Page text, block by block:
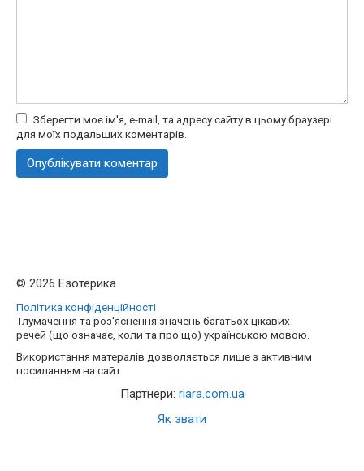
Зберегти моє ім'я, e-mail, та адресу сайту в цьому браузері
для моїх подальших коментарів.
© 2026 Езотерика
Політика конфіденційності
Тлумачення та роз'яснення значень багатьох цікавих
речей (що означає, коли та про що) українською мовою.
Використання матералів дозволяється лише з активним
посиланням на сайт.
Партнери: riara.com.ua
Як звати